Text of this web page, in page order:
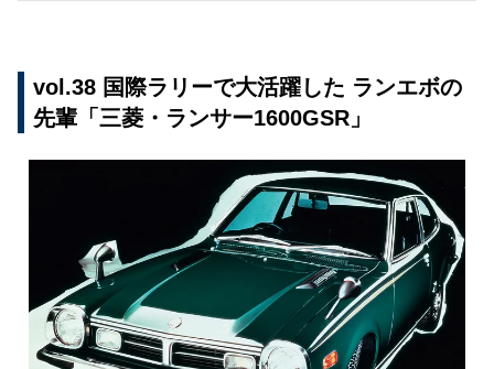
vol.38 国際ラリーで大活躍した ランエボの
先輩「三菱・ランサー1600GSR」